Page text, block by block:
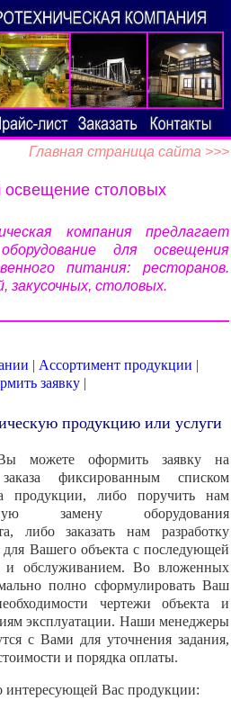
Главная страница сайта >>>
освещение столовых
компания предлагает
для освещения
питания: ресторанов.
закусочных, столовых.
| Ассортимент продукции |
заявку |
продукцию или услуги
можете оформить заявку на
фиксированным списком
продукции, либо поручить нам
замену оборудования
либо заказать нам разработку
для Вашего объекта с последующей
и обслуживанием. Во вложенных
полно сформулировать Ваш
чертежи объекта и
эксплуатации. Наши менеджеры
с Вами для уточнения задания,
и порядка оплаты.
интересующей Вас продукции: